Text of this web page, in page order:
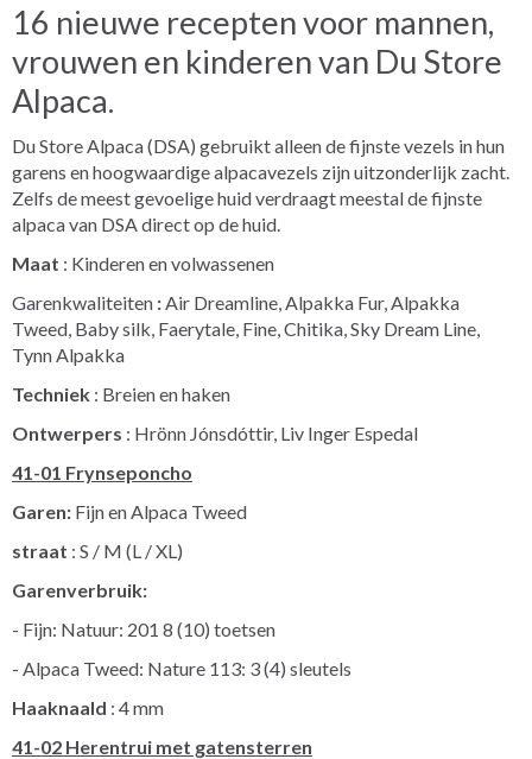
16 nieuwe recepten voor mannen,
vrouwen en kinderen van Du Store
Alpaca.
Du Store Alpaca (DSA) gebruikt alleen de fijnste vezels in hun
garens en hoogwaardige alpacavezels zijn uitzonderlijk zacht.
Zelfs de meest gevoelige huid verdraagt meestal de fijnste
alpaca van DSA direct op de huid.
Maat : Kinderen en volwassenen
Garenkwaliteiten : Air Dreamline, Alpakka Fur, Alpakka
Tweed, Baby silk, Faerytale, Fine, Chitika, Sky Dream Line,
Tynn Alpakka
Techniek : Breien en haken
Ontwerpers : Hrönn Jónsdóttir, Liv Inger Espedal
41-01 Frynseponcho
Garen: Fijn en Alpaca Tweed
straat : S / M (L / XL)
Garenverbruik:
- Fijn: Natuur: 201 8 (10) toetsen
- Alpaca Tweed: Nature 113: 3 (4) sleutels
Haaknaald : 4 mm
41-02 Herentrui met gatensterren